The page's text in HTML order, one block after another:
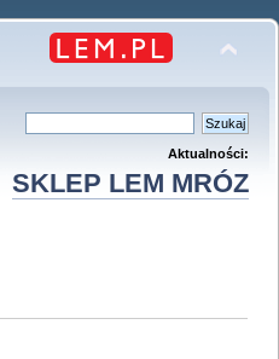
Aktualności:
SKLEP LEM MRÓZ